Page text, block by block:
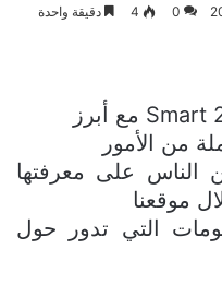
0
4 دقيقة واحدة
Smart مع أبرز
من الأمور
الناس على معرفتها
موقعنا
التي تدور حول